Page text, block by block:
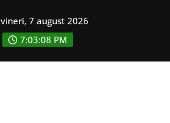
vineri, 7 august 2026
7:03:10 PM